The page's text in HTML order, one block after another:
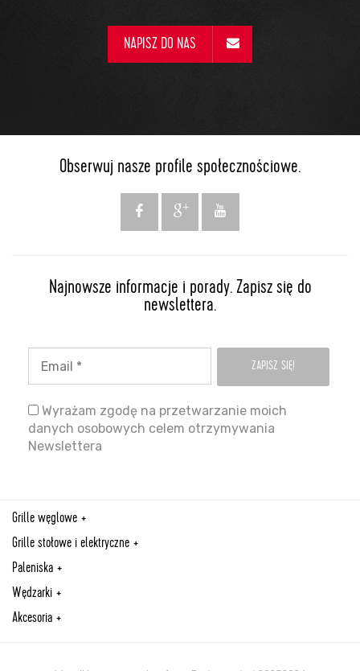
NAPISZ DO NAS
Obserwuj nasze profile społecznościowe.
Najnowsze informacje i porady. Zapisz się do
newslettera.
Wyrażam zgodę na przetwarzanie moich
danych osobowych celem otrzymywania
Newslettera
Grille węglowe
Grille stołowe i elektryczne
Paleniska
Wędzarki
Akcesoria